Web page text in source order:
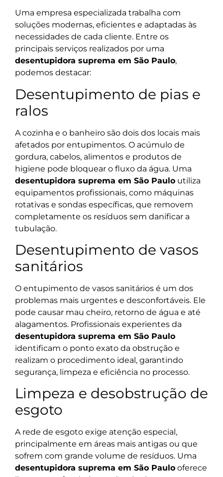
Uma empresa especializada trabalha com
soluções modernas, eficientes e adaptadas às
necessidades de cada cliente. Entre os
principais serviços realizados por uma
desentupidora suprema em São Paulo,
podemos destacar:
Desentupimento de pias e
ralos
A cozinha e o banheiro são dois dos locais mais
afetados por entupimentos. O acúmulo de
gordura, cabelos, alimentos e produtos de
higiene pode bloquear o fluxo da água. Uma
desentupidora suprema em São Paulo utiliza
equipamentos profissionais, como máquinas
rotativas e sondas específicas, que removem
completamente os resíduos sem danificar a
tubulação.
Desentupimento de vasos
sanitários
O entupimento de vasos sanitários é um dos
problemas mais urgentes e desconfortáveis. Ele
pode causar mau cheiro, retorno de água e até
alagamentos. Profissionais experientes da
desentupidora suprema em São Paulo
identificam o ponto exato da obstrução e
realizam o procedimento ideal, garantindo
segurança, limpeza e eficiência no processo.
Limpeza e desobstrução de
esgoto
A rede de esgoto exige atenção especial,
principalmente em áreas mais antigas ou que
sofrem com grande volume de resíduos. Uma
desentupidora suprema em São Paulo oferece